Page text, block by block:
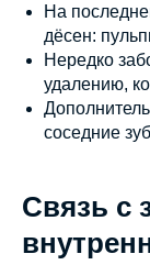
На
дёсен:
Нередко
удалению,
соседние
Связь с